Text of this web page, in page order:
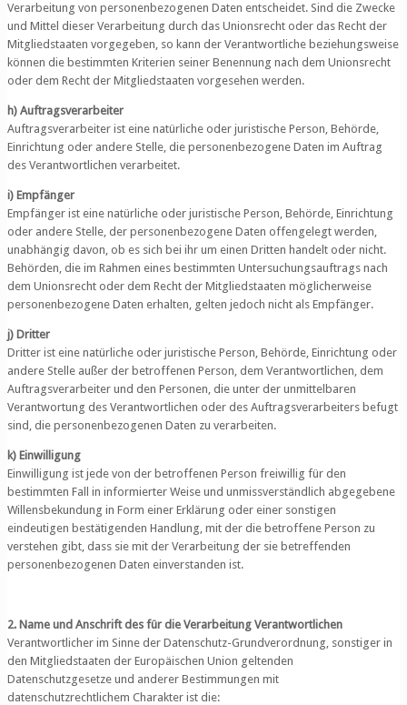
Verarbeitung von personenbezogenen Daten entscheidet. Sind die Zwecke
und Mittel dieser Verarbeitung durch das Unionsrecht oder das Recht der
Mitgliedstaaten vorgegeben, so kann der Verantwortliche beziehungsweise
können die bestimmten Kriterien seiner Benennung nach dem Unionsrecht
oder dem Recht der Mitgliedstaaten vorgesehen werden.
h) Auftragsverarbeiter
Auftragsverarbeiter ist eine natürliche oder juristische Person, Behörde,
Einrichtung oder andere Stelle, die personenbezogene Daten im Auftrag
des Verantwortlichen verarbeitet.
i) Empfänger
Empfänger ist eine natürliche oder juristische Person, Behörde, Einrichtung
oder andere Stelle, der personenbezogene Daten offengelegt werden,
unabhängig davon, ob es sich bei ihr um einen Dritten handelt oder nicht.
Behörden, die im Rahmen eines bestimmten Untersuchungsauftrags nach
dem Unionsrecht oder dem Recht der Mitgliedstaaten möglicherweise
personenbezogene Daten erhalten, gelten jedoch nicht als Empfänger.
j) Dritter
Dritter ist eine natürliche oder juristische Person, Behörde, Einrichtung oder
andere Stelle außer der betroffenen Person, dem Verantwortlichen, dem
Auftragsverarbeiter und den Personen, die unter der unmittelbaren
Verantwortung des Verantwortlichen oder des Auftragsverarbeiters befugt
sind, die personenbezogenen Daten zu verarbeiten.
k) Einwilligung
Einwilligung ist jede von der betroffenen Person freiwillig für den
bestimmten Fall in informierter Weise und unmissverständlich abgegebene
Willensbekundung in Form einer Erklärung oder einer sonstigen
eindeutigen bestätigenden Handlung, mit der die betroffene Person zu
verstehen gibt, dass sie mit der Verarbeitung der sie betreffenden
personenbezogenen Daten einverstanden ist.
2. Name und Anschrift des für die Verarbeitung Verantwortlichen
Verantwortlicher im Sinne der Datenschutz-Grundverordnung, sonstiger in
den Mitgliedstaaten der Europäischen Union geltenden
Datenschutzgesetze und anderer Bestimmungen mit
datenschutzrechtlichem Charakter ist die: